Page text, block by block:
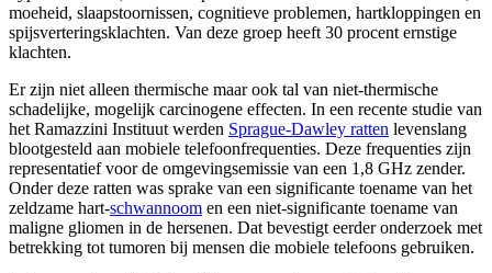
moeheid, slaapstoornissen, cognitieve problemen, hartkloppingen en
spijsverteringsklachten. Van deze groep heeft 30 procent ernstige
klachten.
Er zijn niet alleen thermische maar ook tal van niet-thermische
schadelijke, mogelijk carcinogene effecten. In een recente studie van
het Ramazzini Instituut werden Sprague-Dawley ratten levenslang
blootgesteld aan mobiele telefoonfrequenties. Deze frequenties zijn
representatief voor de omgevingsemissie van een 1,8 GHz zender.
Onder deze ratten was sprake van een significante toename van het
zeldzame hart-schwannoom en een niet-significante toename van
maligne gliomen in de hersenen. Dat bevestigt eerder onderzoek met
betrekking tot tumoren bij mensen die mobiele telefoons gebruiken.